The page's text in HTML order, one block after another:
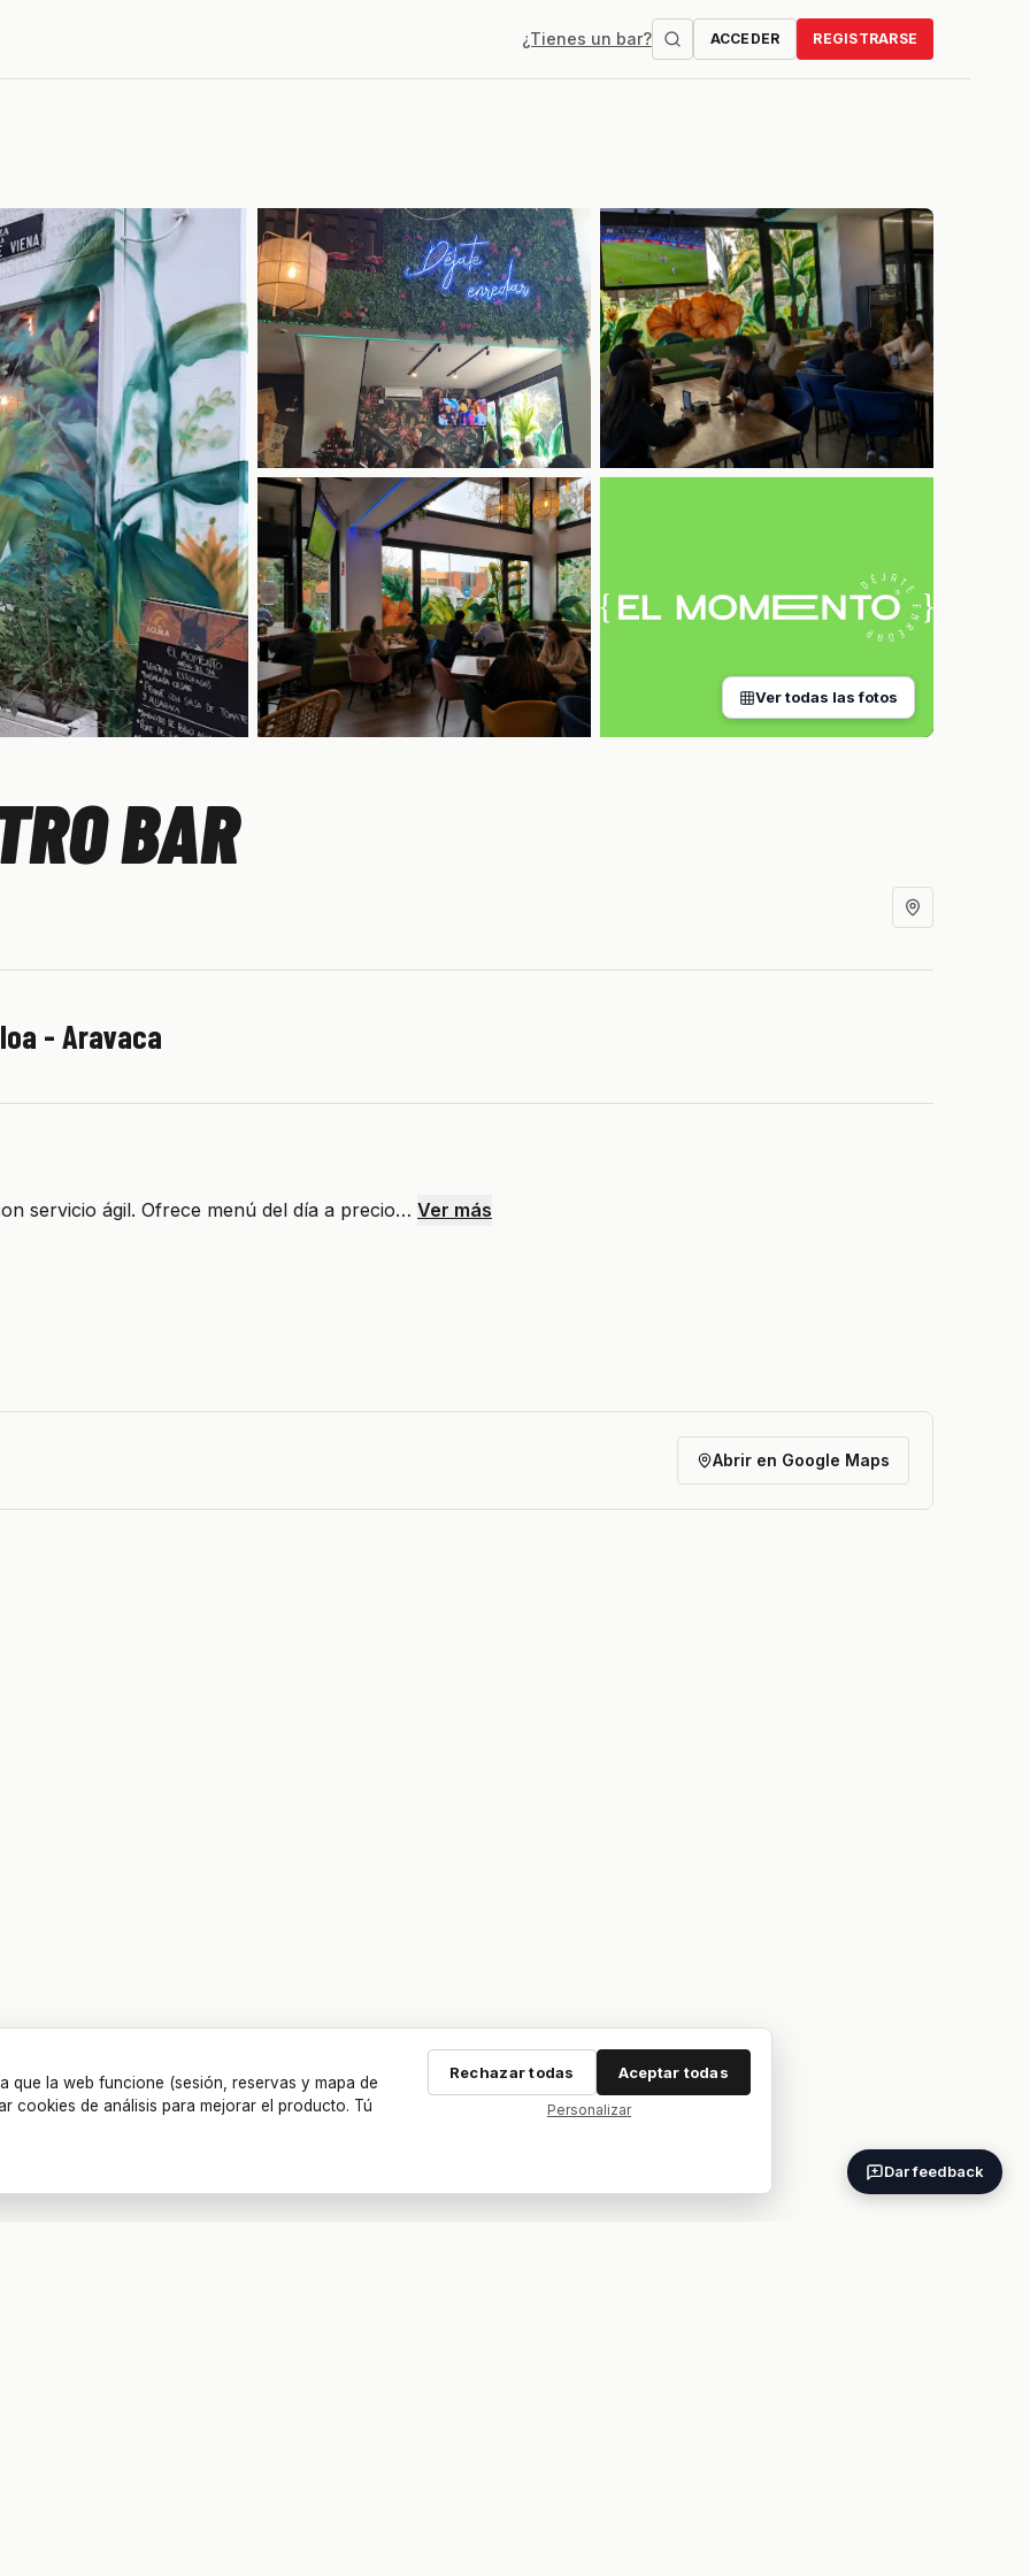
¿Tienes un bar? ACCEDER REGISTRARSE
Ver todas las fotos
BAR
- Aravaca
servicio ágil. Ofrece menú del día a precio… Ver más
Abrir en Google Maps
Dar feedback
que la web funcione (sesión, reservas y mapa de
cookies de análisis para mejorar el producto. Tú
Rechazar todas Aceptar todas
Personalizar